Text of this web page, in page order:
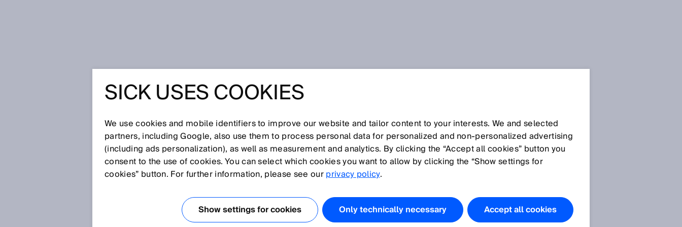
Glossar
[0-9] A B C D E F G H I J K L M N O P Q R S T U V W X Y Z
HEISSDAMPF
anzutreiben. Im Gegensatz zu Sattdampf ist die Temperatur von Heißdampf nicht direkt
mit dem Dampfdruck verbunden. Heißdampf wird erzeugt, indem Sattdampf durch einen
SICK USES COOKIES
We use cookies and mobile identifiers to improve our website and tailor content to your interests. We and selected
partners, including Google, also use them to process personal data for personalized and non‑personalized advertising
(including ads personalization), as well as measurement and analytics. By clicking the “Accept all cookies” button you
consent to the use of cookies. You can select which cookies you want to allow by clicking the “Show settings for
cookies” button. For further information, please see ourprivacy policy.
Show settings for cookies Only technically necessary Accept all cookies